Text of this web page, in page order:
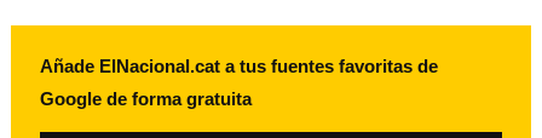
Añade ElNacional.cat a tus fuentes favoritas de
Google de forma gratuita